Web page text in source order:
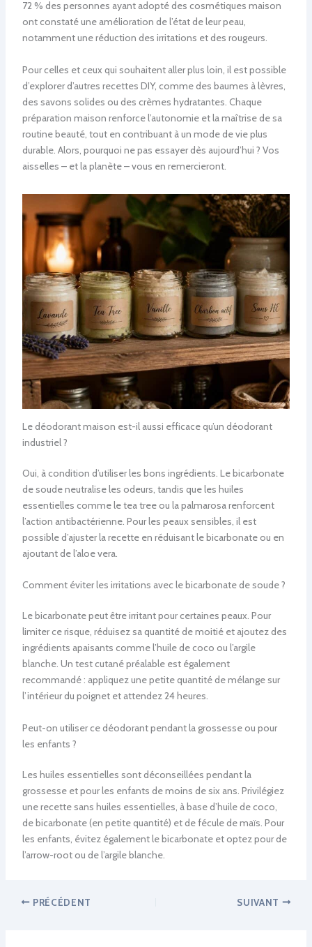
72 % des personnes ayant adopté des cosmétiques maison
ont constaté une amélioration de l’état de leur peau,
notamment une réduction des irritations et des rougeurs.
Pour celles et ceux qui souhaitent aller plus loin, il est possible
d’explorer d’autres recettes DIY, comme des baumes à lèvres,
des savons solides ou des crèmes hydratantes. Chaque
préparation maison renforce l’autonomie et la maîtrise de sa
routine beauté, tout en contribuant à un mode de vie plus
durable. Alors, pourquoi ne pas essayer dès aujourd’hui ? Vos
aisselles – et la planète – vous en remercieront.
Le déodorant maison est-il aussi efficace qu’un déodorant
industriel ?
Oui, à condition d’utiliser les bons ingrédients. Le bicarbonate
de soude neutralise les odeurs, tandis que les huiles
essentielles comme le tea tree ou la palmarosa renforcent
l’action antibactérienne. Pour les peaux sensibles, il est
possible d’ajuster la recette en réduisant le bicarbonate ou en
ajoutant de l’aloe vera.
Comment éviter les irritations avec le bicarbonate de soude ?
Le bicarbonate peut être irritant pour certaines peaux. Pour
limiter ce risque, réduisez sa quantité de moitié et ajoutez des
ingrédients apaisants comme l’huile de coco ou l’argile
blanche. Un test cutané préalable est également
recommandé : appliquez une petite quantité de mélange sur
l’intérieur du poignet et attendez 24 heures.
Peut-on utiliser ce déodorant pendant la grossesse ou pour
les enfants ?
Les huiles essentielles sont déconseillées pendant la
grossesse et pour les enfants de moins de six ans. Privilégiez
une recette sans huiles essentielles, à base d’huile de coco,
de bicarbonate (en petite quantité) et de fécule de maïs. Pour
les enfants, évitez également le bicarbonate et optez pour de
l’arrow-root ou de l’argile blanche.
PRÉCÉDENT SUIVANT